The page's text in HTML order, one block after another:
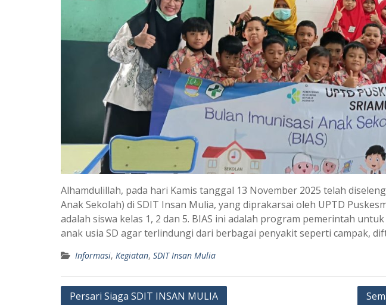
Alhamdulillah, pada hari Kamis tanggal 13 November 2025 telah
Anak Sekolah) di SDIT Insan Mulia, yang diprakarsai oleh UPTD
adalah siswa kelas 1, 2 dan 5. BIAS ini adalah program pemerintah
anak usia SD agar terlindungi dari berbagai penyakit seperti campak,
Informasi, Kegiatan, SDIT Insan Mulia
Post
Persari Siaga SDIT INSAN MULIA